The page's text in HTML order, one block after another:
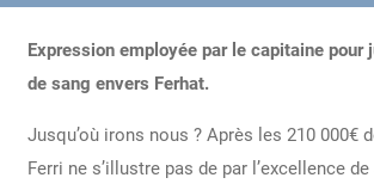
Expression employée par le capitaine pour
de sang envers Ferhat.
Jusqu’où irons nous ? Après les 210 000€
Ferri ne s’illustre pas de par l’excellence de